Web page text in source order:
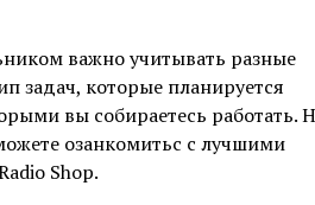
важно учитывать разные
задач, которые планируется
вы собираетесь работать.
озанкомитьс с лучшими
Shop.